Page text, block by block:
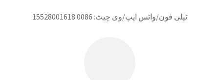
ٹیلی فون/واٹس ایپ/وی چیٹ: 0086 15528001618